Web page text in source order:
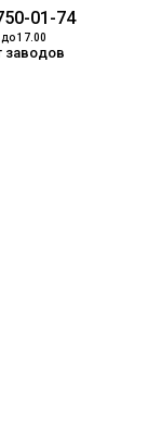
заводов
01-74
до 17.00